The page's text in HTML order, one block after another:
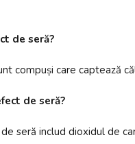
de seră?
compuși care captează
de seră?
seră includ dioxidul de